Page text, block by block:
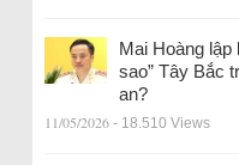
Mai Hoàng lập
sao” Tây Bắc
an?
11/05/2026 - 18.510 Views